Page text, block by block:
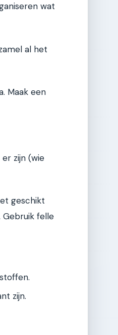
wat
al het
Maak een
zijn (wie
geschikt
Gebruik felle
zijn.